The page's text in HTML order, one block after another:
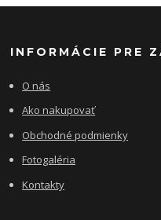
INFORMÁCIE PRE
O nás
Ako nakupovať
Obchodné podmienky
Fotogaléria
Kontakty